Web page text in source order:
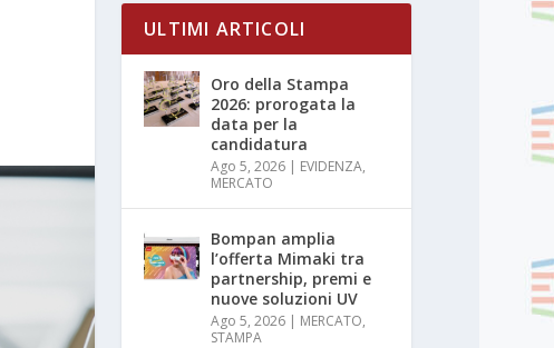
ULTIMI ARTICOLI
Oro della Stampa
2026: prorogata la
data per la
candidatura
Ago 5, 2026 | EVIDENZA,
MERCATO
Bompan amplia
l’offerta Mimaki tra
partnership, premi e
nuove soluzioni UV
Ago 5, 2026 | MERCATO,
STAMPA